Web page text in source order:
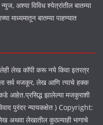
अश्या विविध श्येत्रांतील बातम्या
माध्यमातून बातम्या पाहण्यात
लेख कॉपी करू नये किवा इतरत्र
सर्व मजकूर, लेख आणि त्याचे हक्क
आहेत.प्रसिद्ध झालेल्या मजकुराशी
पुरंदर न्यायकक्षेत ) Copyright:
लेखातील कुठल्याही भागाचे